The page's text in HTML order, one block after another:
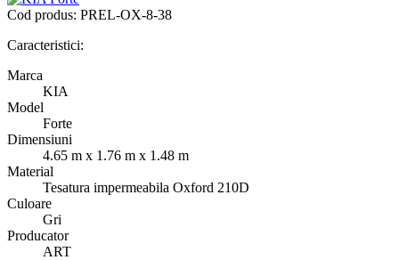
Cod produs: PREL-OX-8-38
Caracteristici:
Marca
KIA
Model
Forte
Dimensiuni
4.65 m x 1.76 m x 1.48 m
Material
Tesatura impermeabila Oxford 210D
Culoare
Gri
Producator
ART